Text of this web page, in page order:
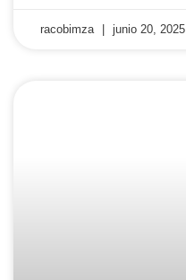
racobimza junio 20, 2025